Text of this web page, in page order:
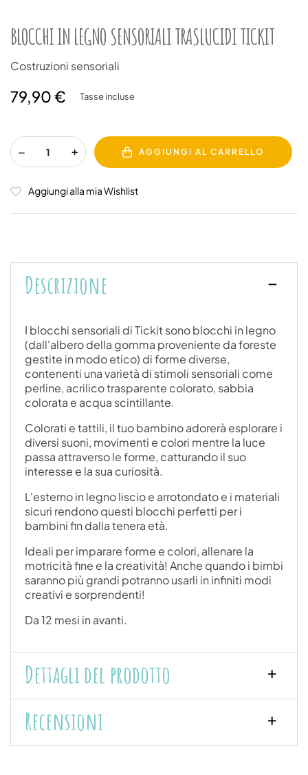
BLOCCHI IN LEGNO SENSORIALI TRASLUCIDI TICKIT
Costruzioni sensoriali
79,90 € Tasse incluse
AGGIUNGI AL CARRELLO
Aggiungi alla mia Wishlist
Descrizione
I blocchi sensoriali di Tickit sono blocchi in legno
(dall'albero della gomma proveniente da foreste
gestite in modo etico) di forme diverse,
contenenti una varietà di stimoli sensoriali come
perline, acrilico trasparente colorato, sabbia
colorata e acqua scintillante.
Colorati e tattili, il tuo bambino adorerà esplorare i
diversi suoni, movimenti e colori mentre la luce
passa attraverso le forme, catturando il suo
interesse e la sua curiosità.
L'esterno in legno liscio e arrotondato e i materiali
sicuri rendono questi blocchi perfetti per i
bambini fin dalla tenera età.
Ideali per imparare forme e colori, allenare la
motricità fine e la creatività! Anche quando i bimbi
saranno più grandi potranno usarli in infiniti modi
creativi e sorprendenti!
Da 12 mesi in avanti.
Dettagli del prodotto
Recensioni